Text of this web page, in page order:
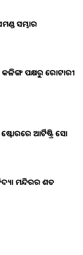
ସମ୍ଭାର
ପକ୍ଷରୁ ରୋଟାରୀ
ଆର୍ଟିଷ୍ଟ୍ରି ସୋ
ମନ୍ଦିରର ଶତ